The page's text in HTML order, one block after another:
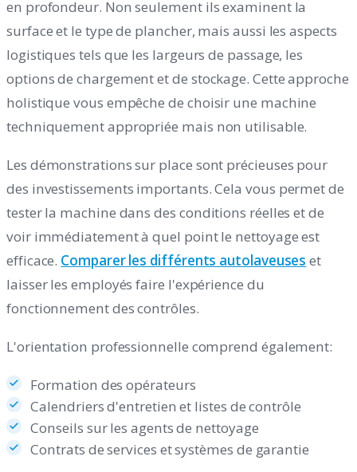
en profondeur. Non seulement ils examinent la
surface et le type de plancher, mais aussi les aspects
logistiques tels que les largeurs de passage, les
options de chargement et de stockage. Cette approche
holistique vous empêche de choisir une machine
techniquement appropriée mais non utilisable.
Les démonstrations sur place sont précieuses pour
des investissements importants. Cela vous permet de
tester la machine dans des conditions réelles et de
voir immédiatement à quel point le nettoyage est
efficace. Comparer les différents autolaveuses et
laisser les employés faire l'expérience du
fonctionnement des contrôles.
L'orientation professionnelle comprend également:
Formation des opérateurs
Calendriers d'entretien et listes de contrôle
Conseils sur les agents de nettoyage
Contrats de services et systèmes de garantie